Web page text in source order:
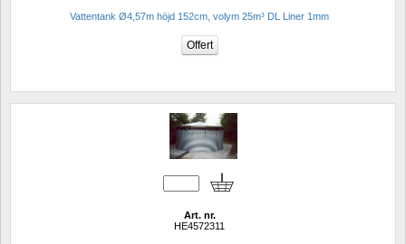
Vattentank Ø4,57m höjd 152cm, volym 25m³ DL Liner 1mm
Art. nr.
HE4572311